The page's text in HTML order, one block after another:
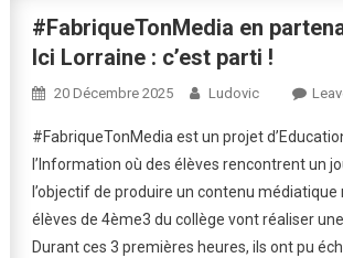
#FabriqueTonMedia en
Ici Lorraine : c’est parti !
20 Décembre 2025 Ludovic
#FabriqueTonMedia est un projet
l’Information où des élèves rencontrent un
l’objectif de produire un contenu
élèves de 4ème3 du collège vont réaliser
Durant ces 3 premières heures, ils ont pu